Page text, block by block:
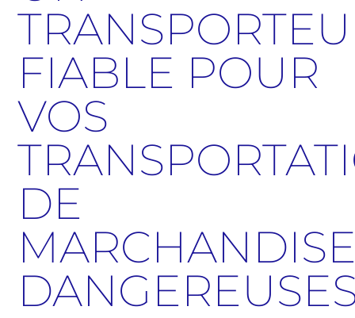
FIABLE POUR
VOS
DE